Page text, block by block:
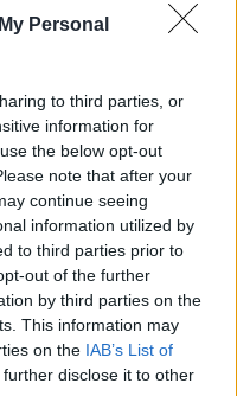
Personal
to third parties, or
information for
the below opt-out
note that after your
continue seeing
information utilized by
to third parties prior to
out of the further
by third parties on the
This information may
on the IAB’s List of
disclose it to other